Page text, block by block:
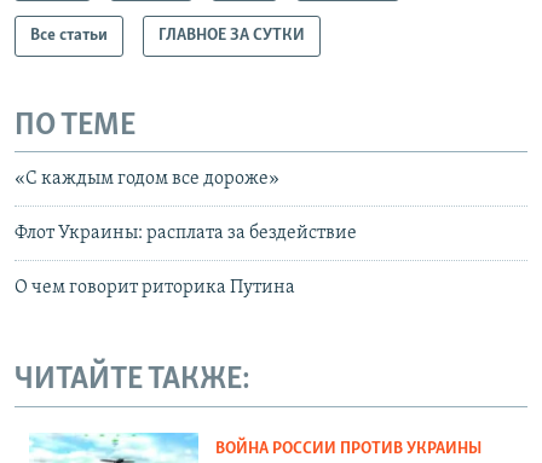
Все статьи ГЛАВНОЕ ЗА СУТКИ
ПО ТЕМЕ
«С каждым годом все дороже»
Флот Украины: расплата за бездействие
О чем говорит риторика Путина
ЧИТАЙТЕ ТАКЖЕ:
ВОЙНА РОССИИ ПРОТИВ УКРАИНЫ